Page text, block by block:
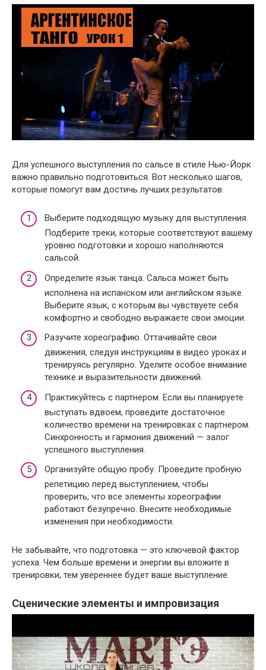
Для успешного выступления по сальсе в стиле Нью-Йорк
важно правильно подготовиться. Вот несколько шагов,
которые помогут вам достичь лучших результатов:
Выберите подходящую музыку для выступления.
Подберите треки, которые соответствуют вашему
уровню подготовки и хорошо наполняются
сальсой.
Определите язык танца. Сальса может быть
исполнена на испанском или английском языке.
Выберите язык, с которым вы чувствуете себя
комфортно и свободно выражаете свои эмоции.
Разучите хореографию. Оттачивайте свои
движения, следуя инструкциям в видео уроках и
тренируясь регулярно. Уделите особое внимание
технике и выразительности движений.
Практикуйтесь с партнером. Если вы планируете
выступать вдвоем, проведите достаточное
количество времени на тренировках с партнером.
Синхронность и гармония движений — залог
успешного выступления.
Организуйте общую пробу. Проведите пробную
репетицию перед выступлением, чтобы
проверить, что все элементы хореографии
работают безупречно. Внесите необходимые
изменения при необходимости.
Не забывайте, что подготовка — это ключевой фактор
успеха. Чем больше времени и энергии вы вложите в
тренировки, тем увереннее будет ваше выступление.
Сценические элементы и импровизация